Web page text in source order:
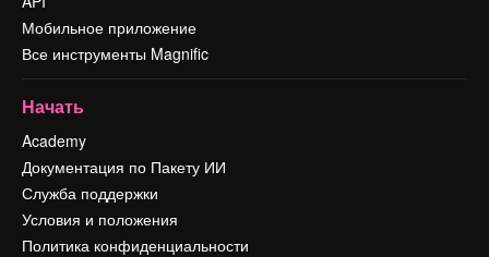
Мобильное приложение
Все инструменты Magnific
Начать
Academy
Документация по Пакету ИИ
Служба поддержки
Условия и положения
Политика конфиденциальности